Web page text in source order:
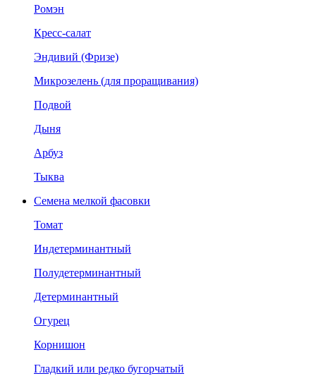
Ромэн
Кресс-салат
Эндивий (Фризе)
Микрозелень (для проращивания)
Подвой
Дыня
Арбуз
Тыква
Семена мелкой фасовки
Томат
Индетерминантный
Полудетерминантный
Детерминантный
Огурец
Корнишон
Гладкий или редко бугорчатый